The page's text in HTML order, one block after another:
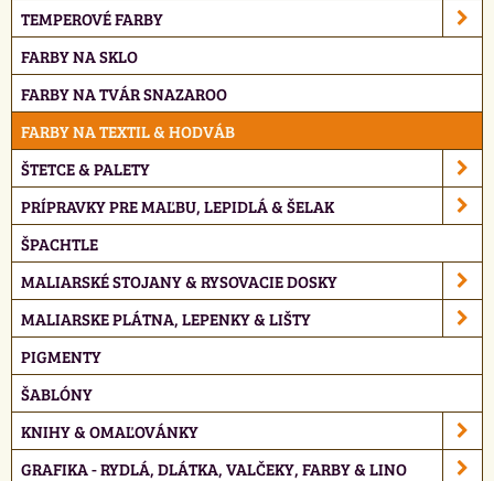
TEMPEROVÉ FARBY
FARBY NA SKLO
FARBY NA TVÁR SNAZAROO
FARBY NA TEXTIL & HODVÁB
ŠTETCE & PALETY
PRÍPRAVKY PRE MAĽBU, LEPIDLÁ & ŠELAK
ŠPACHTLE
MALIARSKÉ STOJANY & RYSOVACIE DOSKY
MALIARSKE PLÁTNA, LEPENKY & LIŠTY
PIGMENTY
ŠABLÓNY
KNIHY & OMAĽOVÁNKY
GRAFIKA - RYDLÁ, DLÁTKA, VALČEKY, FARBY & LINO